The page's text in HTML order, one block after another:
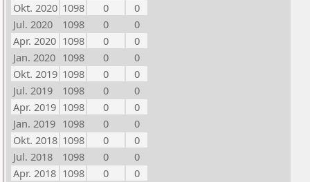
Okt. 2020 1098 0
0
Jul. 2020
1098 0
0
Apr. 2020 1098 0
0
Jan. 2020 1098 0
0
Okt. 2019 1098 0
0
Jul. 2019
1098 0
0
Apr. 2019 1098 0
0
Jan. 2019 1098 0
0
Okt. 2018 1098 0
0
Jul. 2018
1098 0
0
Apr. 2018 1098 0
0